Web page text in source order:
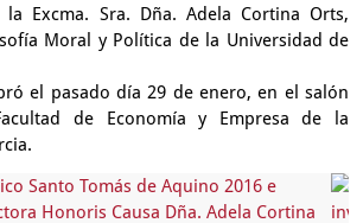
Excma. Sra. Dña. Adela Cortina Orts,
Moral y Política de la Universidad de
el pasado día 29 de enero, en el salón
de Economía y Empresa de la